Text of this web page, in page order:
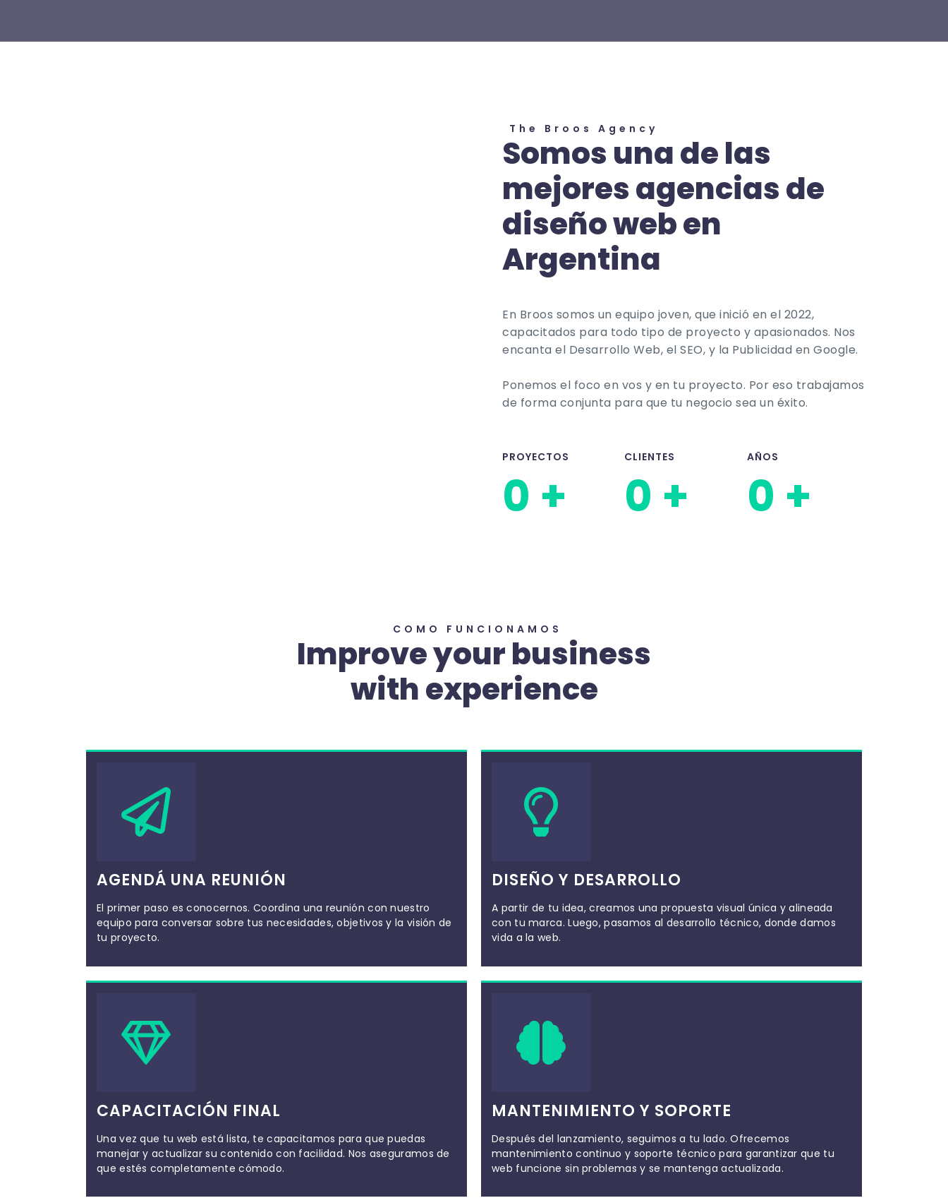
The Broos Agency
Somos una de las
mejores agencias de
diseño web en
Argentina
En Broos somos un equipo joven, que inició en el 2022,
capacitados para todo tipo de proyecto y apasionados. Nos
encanta el Desarrollo Web, el SEO, y la Publicidad en Google.
Ponemos el foco en vos y en tu proyecto. Por eso trabajamos
de forma conjunta para que tu negocio sea un éxito.
PROYECTOS
0 +
CLIENTES
0 +
AÑOS
0 +
COMO FUNCIONAMOS
Improve your business
with experience
AGENDÁ UNA REUNIÓN
El primer paso es conocernos. Coordina una reunión con nuestro
equipo para conversar sobre tus necesidades, objetivos y la visión de
tu proyecto.
DISEÑO Y DESARROLLO
A partir de tu idea, creamos una propuesta visual única y alineada
con tu marca. Luego, pasamos al desarrollo técnico, donde damos
vida a la web.
CAPACITACIÓN FINAL
Una vez que tu web está lista, te capacitamos para que puedas
manejar y actualizar su contenido con facilidad. Nos aseguramos de
que estés completamente cómodo.
MANTENIMIENTO Y SOPORTE
Después del lanzamiento, seguimos a tu lado. Ofrecemos
mantenimiento continuo y soporte técnico para garantizar que tu
web funcione sin problemas y se mantenga actualizada.